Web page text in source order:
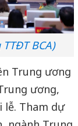
BCA)
Trung ương
ương,
lễ. Tham dự